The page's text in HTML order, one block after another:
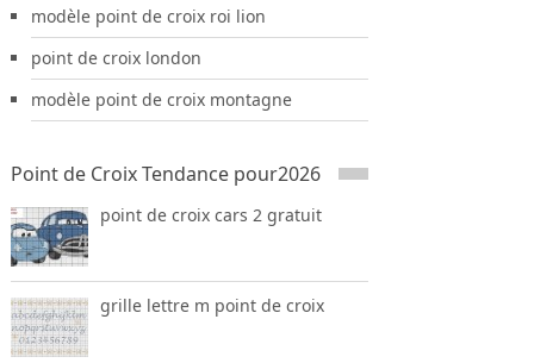
modèle point de croix roi lion
point de croix london
modèle point de croix montagne
Point de Croix Tendance pour2026
point de croix cars 2 gratuit
grille lettre m point de croix